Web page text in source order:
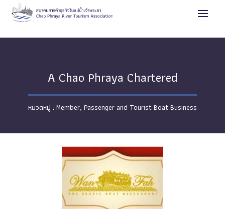
A Chao Phraya Chartered
Member, Passenger and Tourist Boat Business